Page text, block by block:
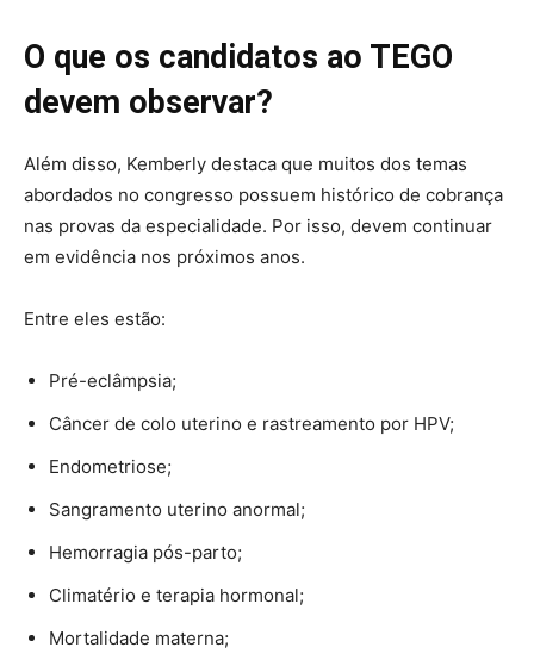
O que os candidatos ao TEGO
devem observar?
Além disso, Kemberly destaca que muitos dos temas
abordados no congresso possuem histórico de cobrança
nas provas da especialidade. Por isso, devem continuar
em evidência nos próximos anos.
Entre eles estão:
Pré-eclâmpsia;
Câncer de colo uterino e rastreamento por HPV;
Endometriose;
Sangramento uterino anormal;
Hemorragia pós-parto;
Climatério e terapia hormonal;
Mortalidade materna;